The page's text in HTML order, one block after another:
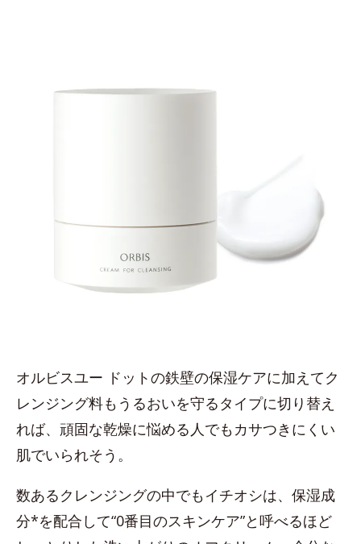
オルビスユー ドットの鉄壁の保湿ケアに加えてク
レンジング料もうるおいを守るタイプに切り替え
れば、頑固な乾燥に悩める人でもカサつきにくい
肌でいられそう。
数あるクレンジングの中でもイチオシは、保湿成
分*を配合して“0番目のスキンケア”と呼べるほど